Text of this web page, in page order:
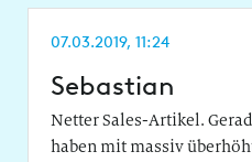
07.03.2019, 11:24
Sebastian
Netter Sales-Artikel.
haben mit massiv